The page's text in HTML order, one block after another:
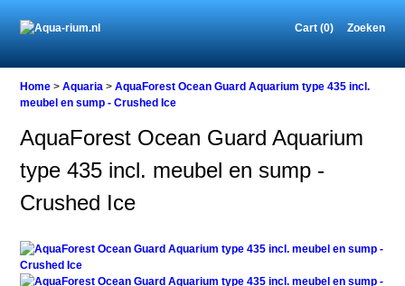
Cart (0) Zoeken
Home
Aquaria
AquaForest
Ocean
Guard
Aquarium
435
incl.
meubel
Home >Aquaria >AquaForest Ocean Guard Aquarium type 435 incl.
meubel en sump - Crushed Ice
AquaForest Ocean Guard Aquarium
type 435 incl. meubel en sump -
Crushed Ice